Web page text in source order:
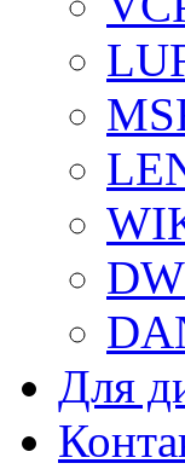
Для